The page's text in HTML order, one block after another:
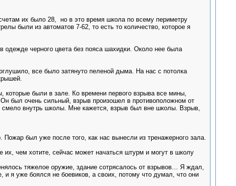
их было 28, но в это время школа по всему периметру
были из автоматов 7-62, то есть то количество, которое я
черного цвета без пояса шахидки. Около нее была
все было затянуто пеленой дыма. На нас с потолка
были в зале. Ко времени первого взрыва все мины,
был очень сильный, взрыв произошел в противоположном от
смело внутрь школы. Мне кажется, взрыв был вне школы. Взрыв,
был уже после того, как нас вынесли из тренажерного зала.
чем хотите, сейчас может начаться штурм и могут в школу
тяжелое оружие, здание сотрясалось от взрывов… Я ждал,
я уже боялся не боевиков, а своих, потому что думал, что они